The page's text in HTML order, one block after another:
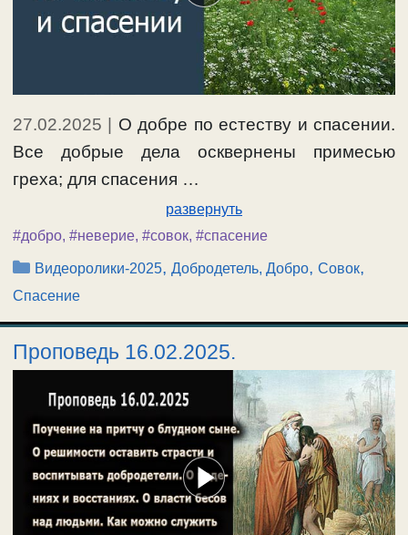
27.02.2025
О добре по естеству и спасении.
Все добрые дела осквернены примесью
греха; для спасения …
развернуть
#добро, #неверие, #совок, #спасение
Рубрики
Видеоролики-2025,Добродетель, Добро,Совок,
Спасение
Проповедь 16.02.2025.